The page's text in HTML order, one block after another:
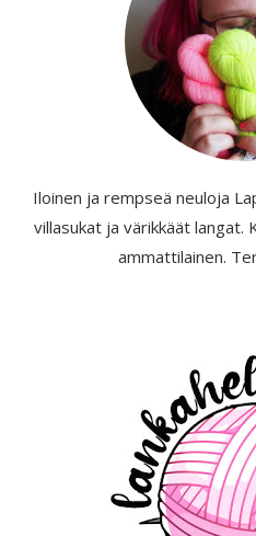
Iloinen ja rempseä neuloja
villasukat ja värikkäät langat.
ammattilainen.